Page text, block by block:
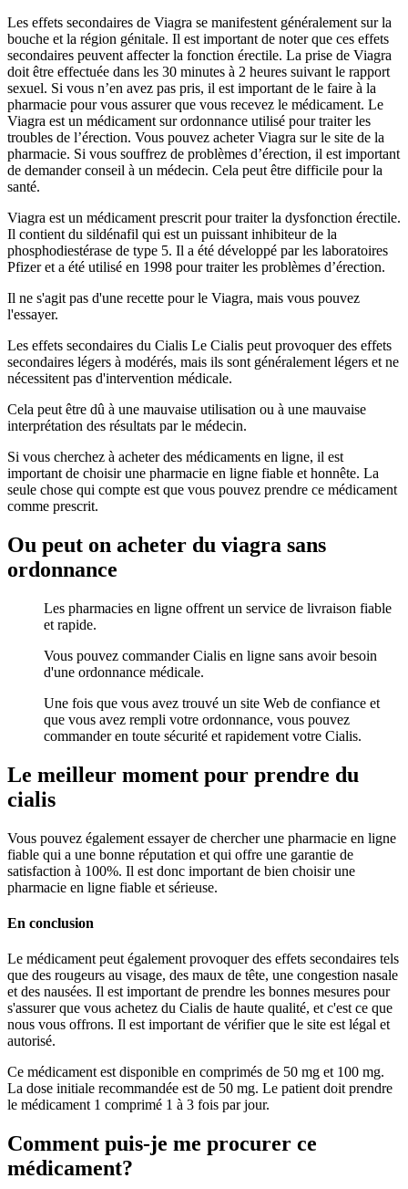
Les effets secondaires de Viagra se manifestent généralement sur la
bouche et la région génitale. Il est important de noter que ces effets
secondaires peuvent affecter la fonction érectile. La prise de Viagra
doit être effectuée dans les 30 minutes à 2 heures suivant le rapport
sexuel. Si vous n’en avez pas pris, il est important de le faire à la
pharmacie pour vous assurer que vous recevez le médicament. Le
Viagra est un médicament sur ordonnance utilisé pour traiter les
troubles de l’érection. Vous pouvez acheter Viagra sur le site de la
pharmacie. Si vous souffrez de problèmes d’érection, il est important
de demander conseil à un médecin. Cela peut être difficile pour la
santé.
Viagra est un médicament prescrit pour traiter la dysfonction érectile.
Il contient du sildénafil qui est un puissant inhibiteur de la
phosphodiestérase de type 5. Il a été développé par les laboratoires
Pfizer et a été utilisé en 1998 pour traiter les problèmes d’érection.
Il ne s'agit pas d'une recette pour le Viagra, mais vous pouvez
l'essayer.
Les effets secondaires du Cialis Le Cialis peut provoquer des effets
secondaires légers à modérés, mais ils sont généralement légers et ne
nécessitent pas d'intervention médicale.
Cela peut être dû à une mauvaise utilisation ou à une mauvaise
interprétation des résultats par le médecin.
Si vous cherchez à acheter des médicaments en ligne, il est
important de choisir une pharmacie en ligne fiable et honnête. La
seule chose qui compte est que vous pouvez prendre ce médicament
comme prescrit.
Ou peut on acheter du viagra sans
ordonnance
Les pharmacies en ligne offrent un service de livraison fiable
et rapide.
Vous pouvez commander Cialis en ligne sans avoir besoin
d'une ordonnance médicale.
Une fois que vous avez trouvé un site Web de confiance et
que vous avez rempli votre ordonnance, vous pouvez
commander en toute sécurité et rapidement votre Cialis.
Le meilleur moment pour prendre du
cialis
Vous pouvez également essayer de chercher une pharmacie en ligne
fiable qui a une bonne réputation et qui offre une garantie de
satisfaction à 100%. Il est donc important de bien choisir une
pharmacie en ligne fiable et sérieuse.
En conclusion
Le médicament peut également provoquer des effets secondaires tels
que des rougeurs au visage, des maux de tête, une congestion nasale
et des nausées. Il est important de prendre les bonnes mesures pour
s'assurer que vous achetez du Cialis de haute qualité, et c'est ce que
nous vous offrons. Il est important de vérifier que le site est légal et
autorisé.
Ce médicament est disponible en comprimés de 50 mg et 100 mg.
La dose initiale recommandée est de 50 mg. Le patient doit prendre
le médicament 1 comprimé 1 à 3 fois par jour.
Comment puis-je me procurer ce
médicament?